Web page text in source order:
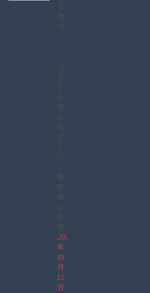
交
換
パ
ー
ツ
で
コ
ス
ト
を
抑
え
た
ダ
イ
ソ
ン
掃
除
機
の
修
理
2025
年
10
月
12
日